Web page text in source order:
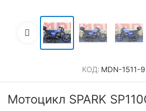
КОД: MDN-1511-9
Мотоцикл SPARK